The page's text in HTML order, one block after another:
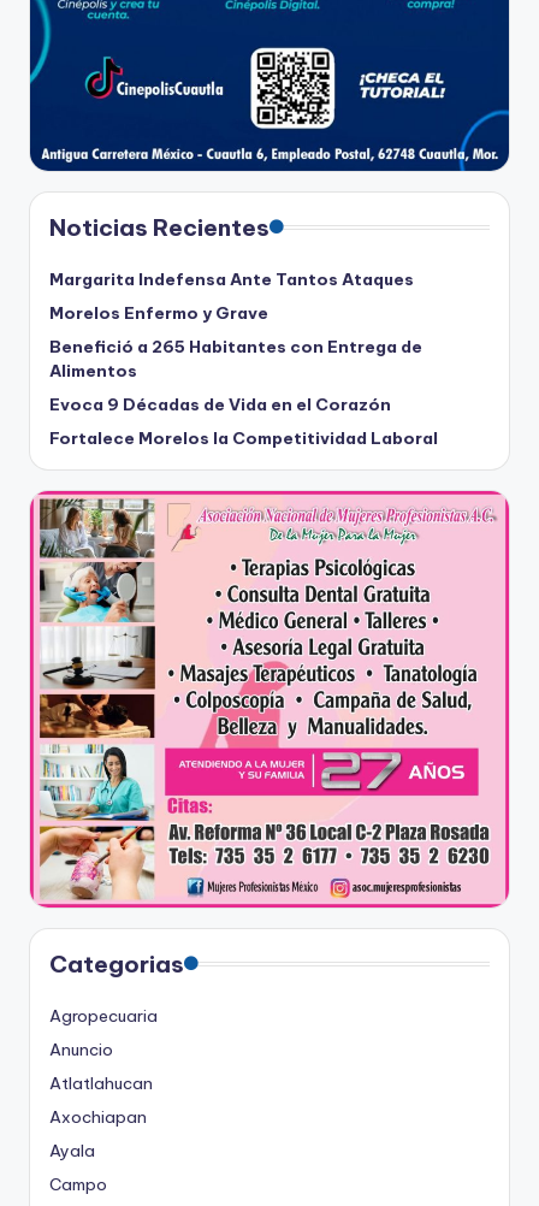
Noticias Recientes
Margarita Indefensa Ante Tantos Ataques
Morelos Enfermo y Grave
Benefició a 265 Habitantes con Entrega de
Alimentos
Evoca 9 Décadas de Vida en el Corazón
Fortalece Morelos la Competitividad Laboral
Categorias
Agropecuaria
Anuncio
Atlatlahucan
Axochiapan
Ayala
Campo